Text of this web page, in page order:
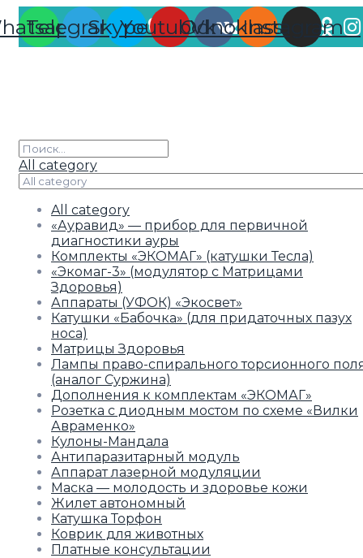
TelegramSkypeYoutubeVk
Odnoklassniki
Instagram
All category
All category
«Ауравид» — прибор для первичной
диагностики ауры
Комплекты «ЭКОМАГ» (катушки Тесла)
«Экомаг-3» (модулятор с Матрицами
Здоровья)
Аппараты (УФОК) «Экосвет»
Катушки «Бабочка» (для придаточных пазух
носа)
Матрицы Здоровья
Лампы право-спирального торсионного
(аналог Суржина)
Дополнения к комплектам «ЭКОМАГ»
Розетка с диодным мостом по схеме «Вилки
Авраменко»
Кулоны-Мандала
Антипаразитарный модуль
Аппарат лазерной модуляции
Маска — молодость и здоровье кожи
Жилет автономный
Катушка Торфон
Коврик для животных
Платные консультации